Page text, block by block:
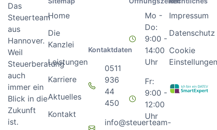
Das
Steuerteam
aus
Hannover.
Weil
Steuerberatung
auch
immer ein
Blick in die
Zukunft
ist.
Home
Die
Kanzlei
Leistungen
Karriere
Aktuelles
Kontakt
Kontaktdaten
0511
936
44
450
info@steuerteam-
Mo -
Do:
9:00 -
14:00
Uhr
Fr:
9:00 -
12:00
Uhr
Impressum
Datenschutz
Cookie
Einstellungen